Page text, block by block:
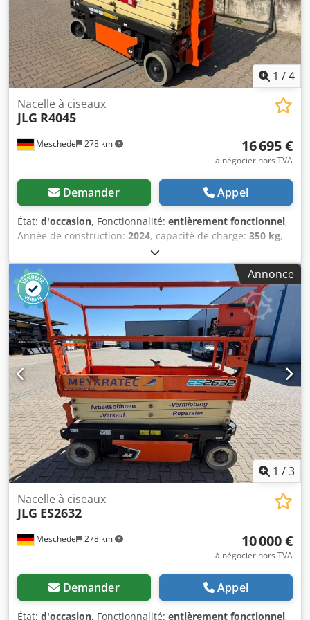
1 /4
Meschede 278 km
Nacelle à ciseaux
JLG R4045
16 695 €
à négocier hors TVA
Demander Appel
État: d'occasion, Fonctionnalité: entièrement fonctionnel,
Année de construction: 2024, capacité de charge: 350 kg,
, type de carburant:
longueur totale:2 710 mm, type de transmission:Benzin,
largeur de construction:1 140 mm, hauteur de travail:
14 000 mm, Plateforme élévatrice à ciseaux État : prête à
l’emploi et entièrement fonctionnelle Chodpfezr Aciox An
Hea État technique : très bon Type de batterie : PzS Année
de fabrication de la batterie : 2024
Annonce
1 /3
Meschede 278 km
Nacelle à ciseaux
JLG ES2632
10 000 €
à négocier hors TVA
Demander Appel
État: d'occasion, Fonctionnalité: entièrement fonctionnel,